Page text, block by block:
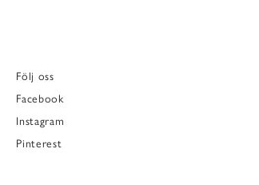
Följ oss
Facebook
Instagram
Pinterest